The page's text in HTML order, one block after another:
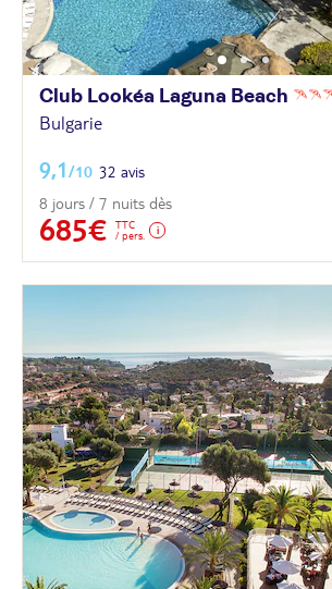
Club Lookéa Laguna Beach
Bulgarie
9,1/10 32 avis
8 jours / 7 nuits dès
685€
TTC
/ pers.